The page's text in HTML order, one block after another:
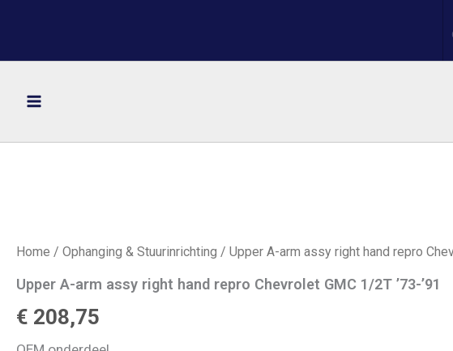
Home / Ophanging & Stuurinrichting / Upper A-arm assy right hand repro
Upper A-arm assy right hand repro Chevrolet GMC 1/2T ’73-’91
€ 208,75